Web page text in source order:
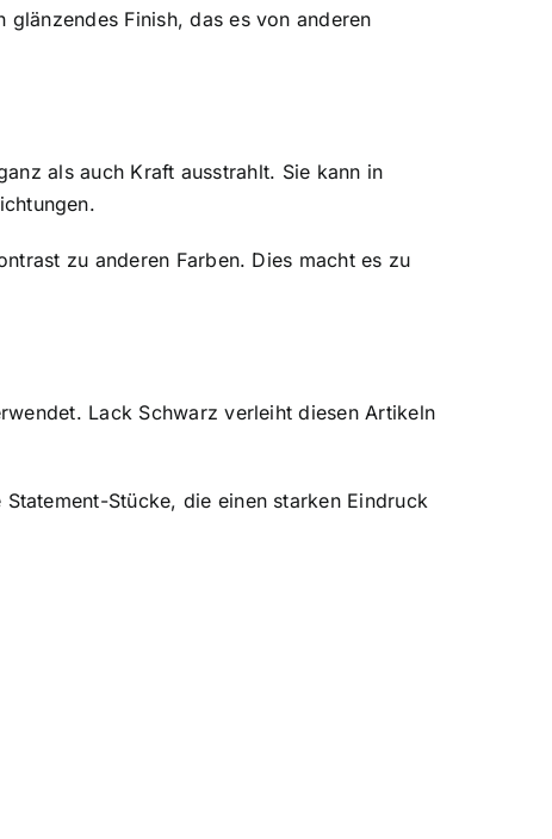
Finish, das es von anderen
als auch Kraft ausstrahlt. Sie kann in
zu anderen Farben. Dies macht es zu
Lack Schwarz verleiht diesen Artikeln
Stücke, die einen starken Eindruck